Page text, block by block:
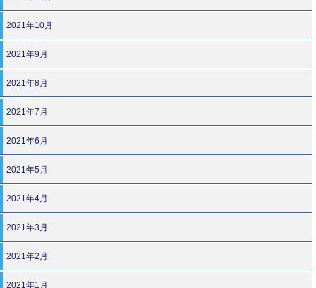
2021年10月
2021年9月
2021年8月
2021年7月
2021年6月
2021年5月
2021年4月
2021年3月
2021年2月
2021年1月